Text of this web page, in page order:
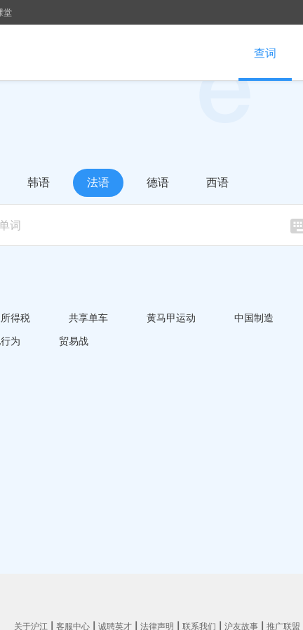
堂
查词
韩语 法语 德语 西语
得税 共享单车 黄马甲运动 中国制造
为
贸易战
关于沪江 客服中心 诚聘英才 法律声明 联系我们 沪友故事 推广联盟